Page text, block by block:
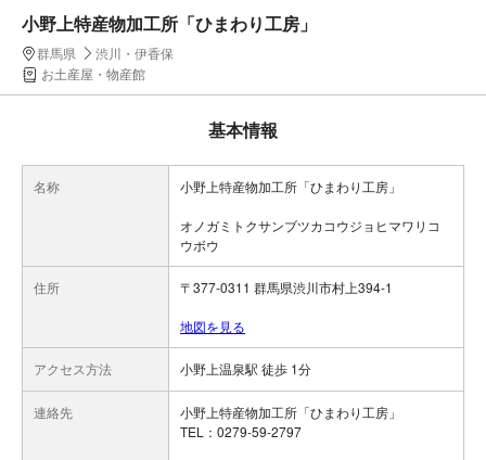
小野上特産物加工所「ひまわり工房」
群馬県
渋川・伊香保
お土産屋・物産館
基本情報
名称 小野上特産物加工所「ひまわり工房」
オノガミトクサンブツカコウジョヒマワリコ
ウボウ
住所 〒377-0311 群馬県渋川市村上394-1
地図を見る
アクセス方法 小野上温泉駅 徒歩 1分
連絡先
小野上特産物加工所「ひまわり工房」
TEL：0279-59-2797